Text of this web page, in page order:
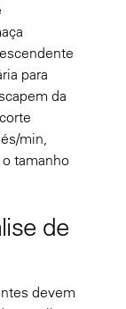
para
da
min,
tamanho
de
devem